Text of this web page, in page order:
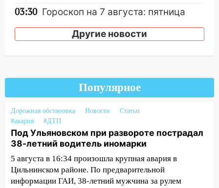
03:30 Гороскоп на 7 августа: пятница
отличные шансы исправить старые
ошибки
Ульяновской области
посвящённый Дню воздушного флота
России
19:12 В Ульяновской области
наказали за сокрытие прошлого своего
сотрудник
Другие новости
Популярное
Дорожная обстановка Новости
Статьи
#авария
#ДТП
Под Ульяновском при развороте пострадал
38-летний водитель иномарки
5 августа в 16:34 произошла крупная авария в
Цильнинском районе. По предварительной
информации ГАИ, 38-летний мужчина за рулем